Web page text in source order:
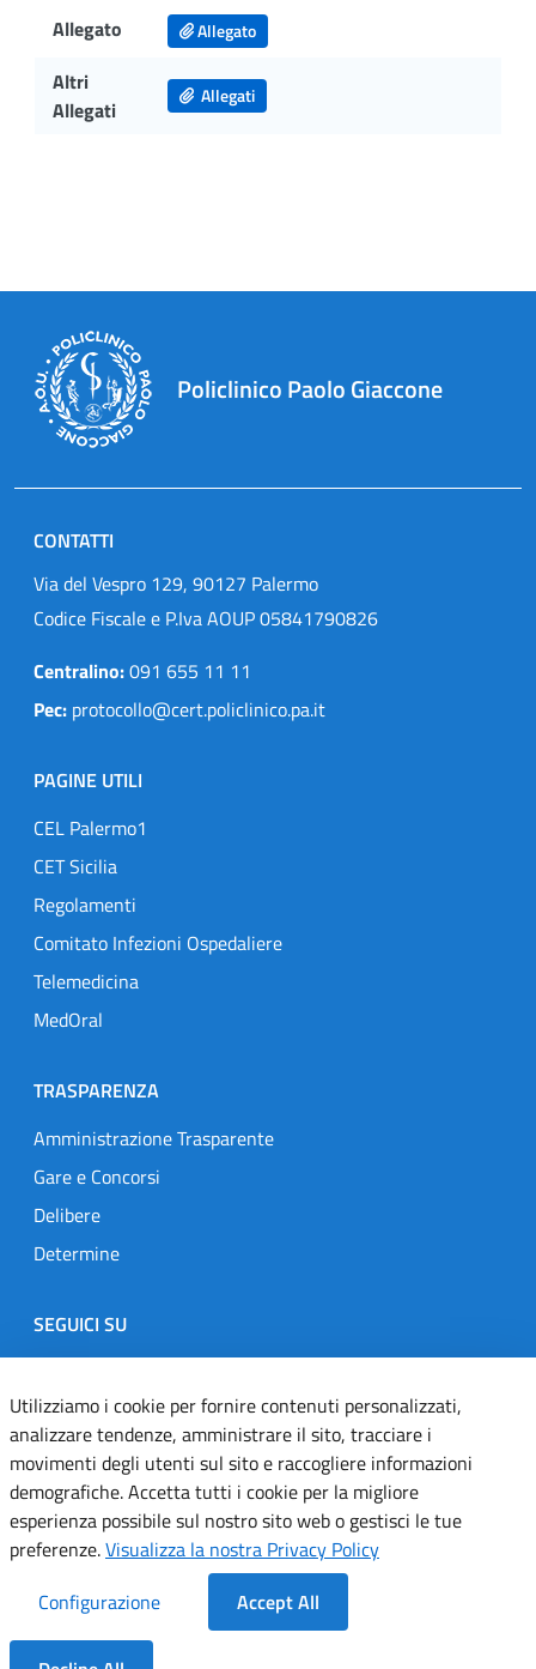
Allegato Allegato
Altri
Allegati
Allegati
Policlinico Paolo Giaccone
CONTATTI
Via del Vespro 129, 90127 Palermo
Codice Fiscale e P.Iva AOUP 05841790826
Centralino:091 655 11 11
Pec: protocollo@cert.policlinico.pa.it
PAGINE UTILI
CEL Palermo1
CET Sicilia
Regolamenti
Comitato Infezioni Ospedaliere
Telemedicina
MedOral
TRASPARENZA
Amministrazione Trasparente
Gare e Concorsi
Delibere
Determine
SEGUICI SU
Designers Italia
TwitterInstagramYoutubeLinkedin
Dichiarazione di accessibilità
Informativa cookie
Note legali
Utilizziamo i cookie per fornire contenuti personalizzati,
analizzare tendenze, amministrare il sito, tracciare i
movimenti degli utenti sul sito e raccogliere informazioni
demografiche. Accetta tutti i cookie per la migliore
esperienza possibile sul nostro sito web o gestisci le tue
preferenze.Visualizza la nostra Privacy Policy
Configurazione
Accept All